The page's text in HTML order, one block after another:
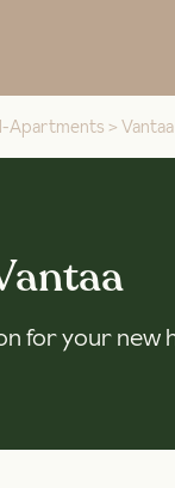
Apartments > Vantaa
for your new